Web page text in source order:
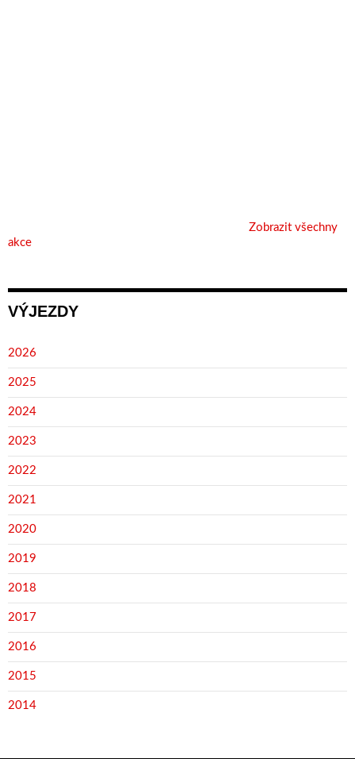
Zobrazit všechny
akce
VÝJEZDY
2026
2025
2024
2023
2022
2021
2020
2019
2018
2017
2016
2015
2014